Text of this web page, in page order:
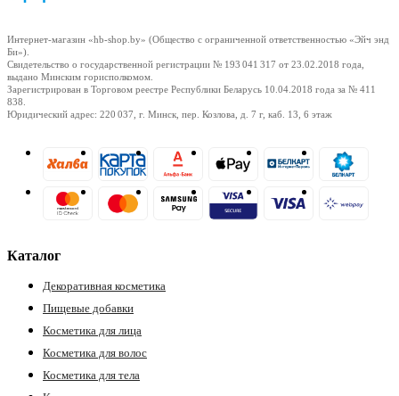
Интернет-магазин «hb-shop.by» (Общество с ограниченной ответственностью «Эйч энд
Би»).
Свидетельство о государственной регистрации № 193 041 317 от 23.02.2018 года,
выдано Минским горисполкомом.
Зарегистрирован в Торговом реестре Республики Беларусь 10.04.2018 года за № 411
838.
Юридический адрес: 220 037, г. Минск, пер. Козлова, д. 7 г, каб. 13, 6 этаж
Каталог
Декоративная косметика
Пищевые добавки
Косметика для лица
Косметика для волос
Косметика для тела